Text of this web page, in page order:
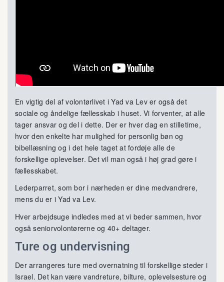
En vigtig del af volontørlivet i Yad va Lev er også det
sociale og åndelige fællesskab i huset. Vi forventer, at alle
tager ansvar og del i dette. Der er hver dag en stilletime,
hvor den enkelte har mulighed for personlig bøn og
bibellæsning og i det hele taget at fordøje alle de
forskellige oplevelser. Det vil man også i høj grad gøre i
fællesskabet.
Lederparret, som bor i nærheden er dine medvandrere,
mens du er i Yad va Lev.
Hver arbejdsuge indledes med at vi beder sammen, hvor
også seniorvolontørerne og 40+ deltager.
Ture og undervisning
Der arrangeres ture med overnatning til forskellige steder i
Israel. Det kan være vandreture, bilture, oplevelsesture og